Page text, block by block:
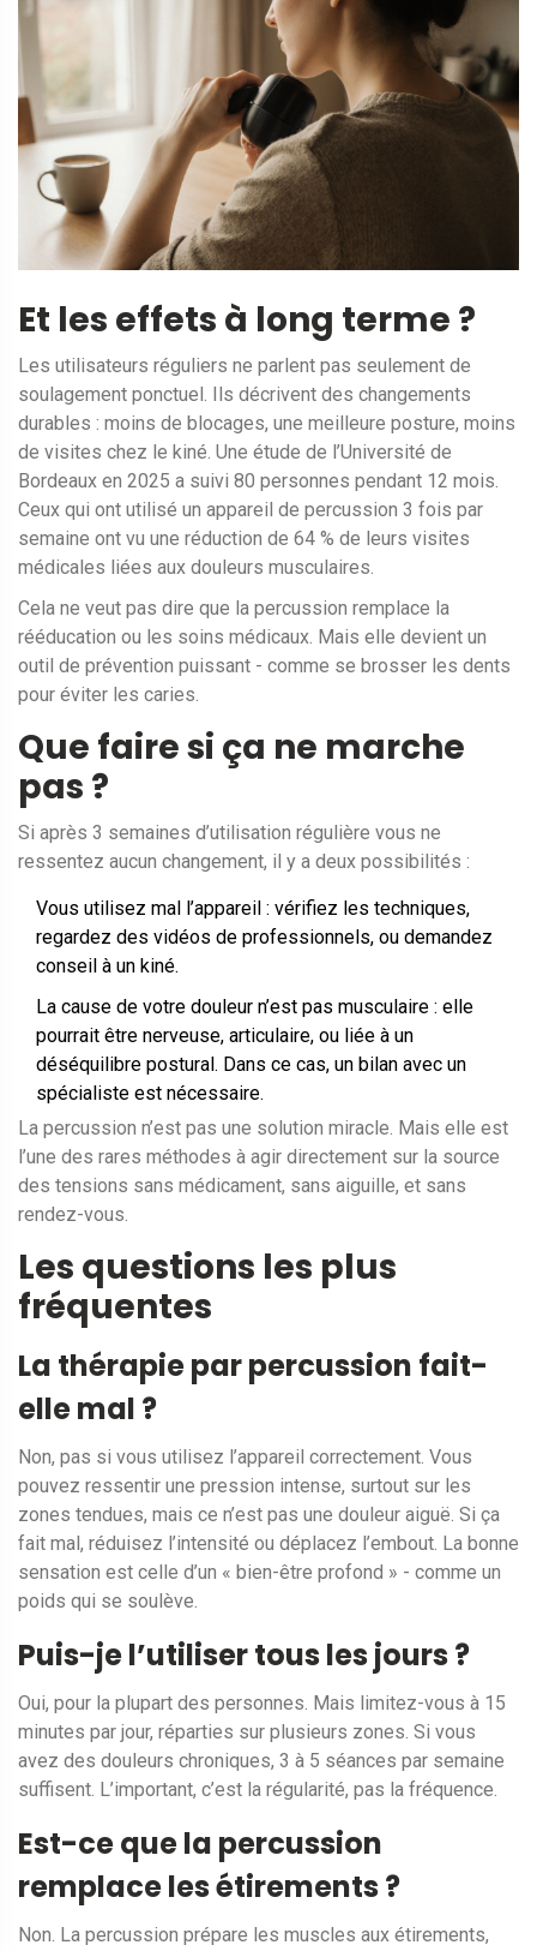
Et les effets à long terme ?
Les utilisateurs réguliers ne parlent pas seulement de
soulagement ponctuel. Ils décrivent des changements
durables : moins de blocages, une meilleure posture, moins
de visites chez le kiné. Une étude de l’Université de
Bordeaux en 2025 a suivi 80 personnes pendant 12 mois.
Ceux qui ont utilisé un appareil de percussion 3 fois par
semaine ont vu une réduction de 64 % de leurs visites
médicales liées aux douleurs musculaires.
Cela ne veut pas dire que la percussion remplace la
rééducation ou les soins médicaux. Mais elle devient un
outil de prévention puissant - comme se brosser les dents
pour éviter les caries.
Que faire si ça ne marche
pas ?
Si après 3 semaines d’utilisation régulière vous ne
ressentez aucun changement, il y a deux possibilités :
Vous utilisez mal l’appareil : vérifiez les techniques,
regardez des vidéos de professionnels, ou demandez
conseil à un kiné.
La cause de votre douleur n’est pas musculaire : elle
pourrait être nerveuse, articulaire, ou liée à un
déséquilibre postural. Dans ce cas, un bilan avec un
spécialiste est nécessaire.
La percussion n’est pas une solution miracle. Mais elle est
l’une des rares méthodes à agir directement sur la source
des tensions sans médicament, sans aiguille, et sans
rendez-vous.
Les questions les plus
fréquentes
La thérapie par percussion fait-
elle mal ?
Non, pas si vous utilisez l’appareil correctement. Vous
pouvez ressentir une pression intense, surtout sur les
zones tendues, mais ce n’est pas une douleur aiguë. Si ça
fait mal, réduisez l’intensité ou déplacez l’embout. La bonne
sensation est celle d’un « bien-être profond » - comme un
poids qui se soulève.
Puis-je l’utiliser tous les jours ?
Oui, pour la plupart des personnes. Mais limitez-vous à 15
minutes par jour, réparties sur plusieurs zones. Si vous
avez des douleurs chroniques, 3 à 5 séances par semaine
suffisent. L’important, c’est la régularité, pas la fréquence.
Est-ce que la percussion
remplace les étirements ?
Non. La percussion prépare les muscles aux étirements,